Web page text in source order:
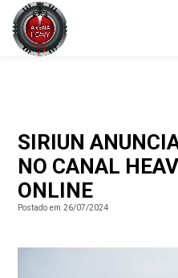
SIRIUN
NO CANAL
ONLINE
Postado em 26/07/2024